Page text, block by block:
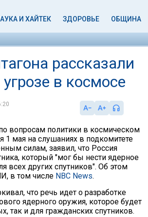
И ХАЙТЕК ЗДОРОВЬЕ ОБЩИНА
рассказали
в космосе
вопросам политики в космическом
мая на слушаниях в подкомитете
силам, заявил, что Россия
который "мог бы нести ядерное
всех других спутников". Об этом
в том числе NBC News.
что речь идет о разработке
ядерного оружия, которое будет
так и для гражданских спутников.